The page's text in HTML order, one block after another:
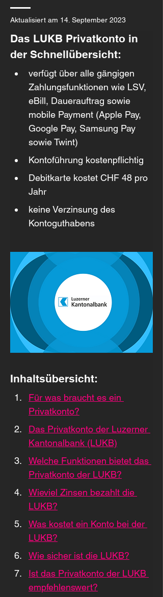
Aktualisiert am 14. September 2023
Das LUKB Privatkonto in
der Schnellübersicht:
verfügt über alle gängigen
Zahlungsfunktionen wie LSV,
eBill, Dauerauftrag sowie
mobile Payment (Apple Pay,
Google Pay, Samsung Pay
sowie Twint)
Kontoführung kostenpflichtig
Debitkarte kostet CHF 48 pro
Jahr
keine Verzinsung des
Kontoguthabens
Inhaltsübersicht:
Für was braucht es ein
Privatkonto?
Das Privatkonto der Luzerner
Kantonalbank (LUKB)
Welche Funktionen bietet das
Privatkonto der LUKB?
Wieviel Zinsen bezahlt die
LUKB?
Was kostet ein Konto bei der
LUKB?
Wie sicher ist die LUKB?
Ist das Privatkonto der LUKB
empfehlenswert?